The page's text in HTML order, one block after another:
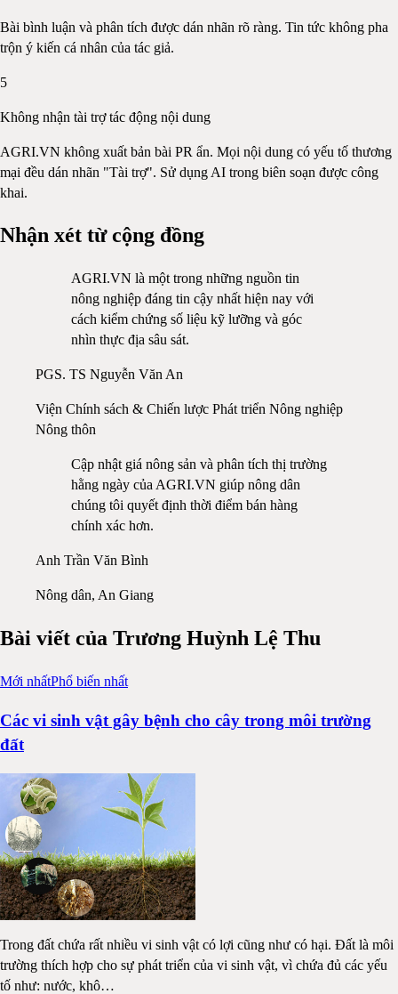
Bài bình luận và phân tích được dán nhãn rõ ràng. Tin tức không pha
trộn ý kiến cá nhân của tác giả.
5
Không nhận tài trợ tác động nội dung
AGRI.VN không xuất bản bài PR ẩn. Mọi nội dung có yếu tố thương
mại đều dán nhãn "Tài trợ". Sử dụng AI trong biên soạn được công
khai.
Nhận xét từ cộng đồng
AGRI.VN là một trong những nguồn tin
nông nghiệp đáng tin cậy nhất hiện nay với
cách kiểm chứng số liệu kỹ lưỡng và góc
nhìn thực địa sâu sát.
PGS. TS Nguyễn Văn An
Viện Chính sách & Chiến lược Phát triển Nông nghiệp
Nông thôn
Cập nhật giá nông sản và phân tích thị trường
hằng ngày của AGRI.VN giúp nông dân
chúng tôi quyết định thời điểm bán hàng
chính xác hơn.
Anh Trần Văn Bình
Nông dân, An Giang
Bài viết của Trương Huỳnh Lệ Thu
Mới nhấtPhổ biến nhất
Các vi sinh vật gây bệnh cho cây trong môi trường
đất
Trong đất chứa rất nhiều vi sinh vật có lợi cũng như có hại. Đất là môi
trường thích hợp cho sự phát triển của vi sinh vật, vì chứa đủ các yếu
tố như: nước, khô…